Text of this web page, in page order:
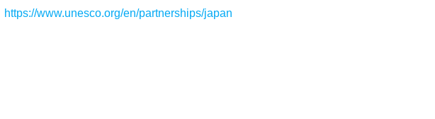
https://www.unesco.org/en/partnerships/japan